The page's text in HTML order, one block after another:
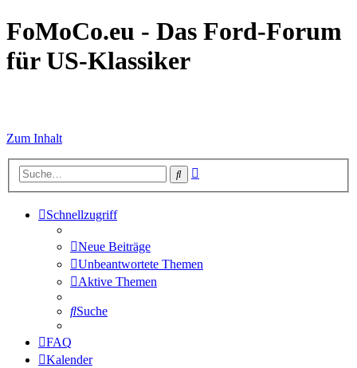
FoMoCo.eu - Das Ford-Forum
für US-Klassiker
Zum Inhalt
Suche
Schnellzugriff
Neue Beiträge
Unbeantwortete Themen
Aktive Themen
Suche
FAQ
Kalender